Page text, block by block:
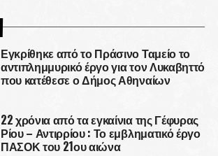
Εγκρίθηκε από το Πράσινο Ταμείο το
αντιπλημμυρικό έργο για τον Λυκαβηττό
που κατέθεσε ο Δήμος Αθηναίων
22 χρόνια από τα εγκαίνια της Γέφυρας
Ρίου – Αντιρρίου : Το εμβληματικό έργο
ΠΑΣΟΚ του 21ου αιώνα